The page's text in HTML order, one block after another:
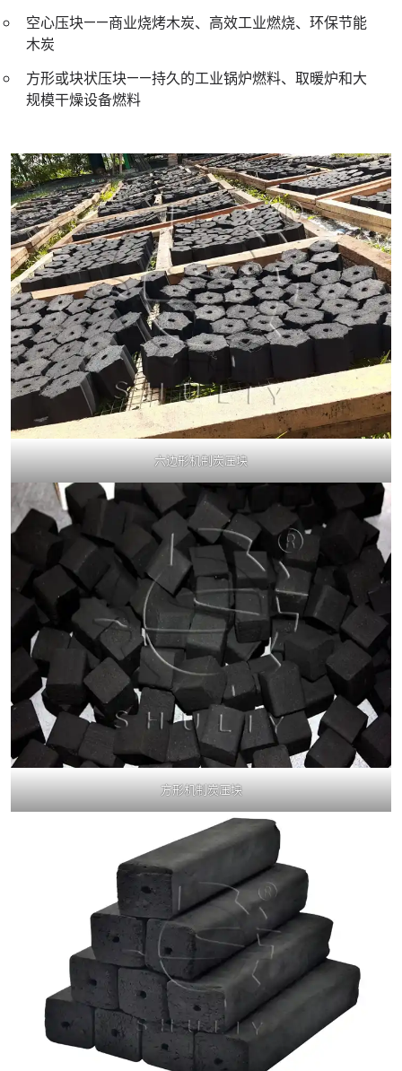
空心压块——商业烧烤木炭、高效工业燃烧、环保节能
木炭
方形或块状压块——持久的工业锅炉燃料、取暖炉和大
规模干燥设备燃料
六边形机制炭压块
方形机制炭压块